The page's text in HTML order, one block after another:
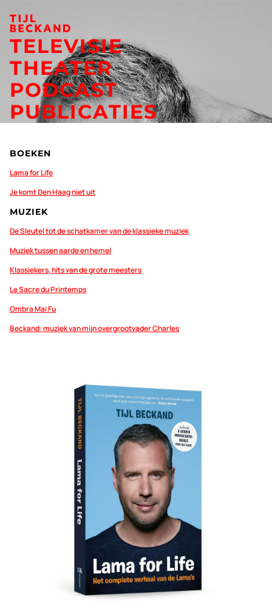
TELEVISIE
THEATER
PODCAST
PUBLICATIES
BOEKEN
Lama for Life
Je komt Den Haag niet uit
MUZIEK
De Sleutel tot de schatkamer van de klassieke muziek
Muziek tussen aarde en hemel
Klassiekers, hits van de grote meesters
Le Sacre du Printemps
Ombra Mai Fu
Beckand: muziek van mijn overgrootvader Charles